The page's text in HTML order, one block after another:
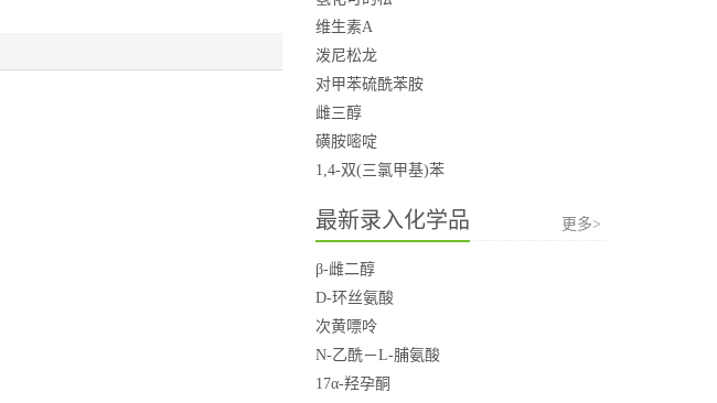
维生素A
泼尼松龙
对甲苯硫酰苯胺
雌三醇
磺胺嘧啶
1,4-双(三氯甲基)苯
最新录入化学品 更多>
β-雌二醇
D-环丝氨酸
次黄嘌呤
N-乙酰－L-脯氨酸
17α-羟孕酮